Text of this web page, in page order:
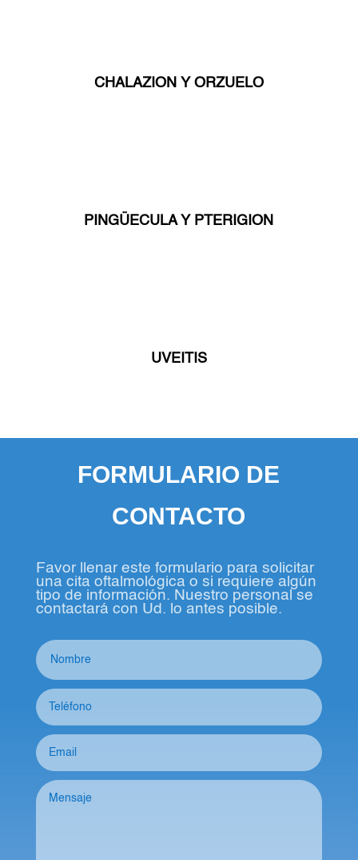
CHALAZION Y ORZUELO
PINGÜECULA Y PTERIGION
UVEITIS
FORMULARIO DE
CONTACTO
Favor llenar este formulario para solicitar
una cita oftalmológica o si requiere algún
tipo de información. Nuestro personal se
contactará con Ud. lo antes posible.